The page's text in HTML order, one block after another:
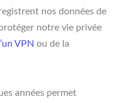
nos données de
notre vie privée
VPN ou de la
années permet